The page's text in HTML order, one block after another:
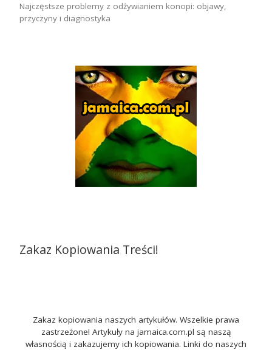
Najczęstsze problemy z odżywianiem konopi: objawy,
przyczyny i diagnostyka
Zakaz Kopiowania Treści!
Zakaz kopiowania naszych artykułów. Wszelkie prawa
zastrzeżone! Artykuły na jamaica.com.pl są naszą
własnością i zakazujemy ich kopiowania. Linki do naszych